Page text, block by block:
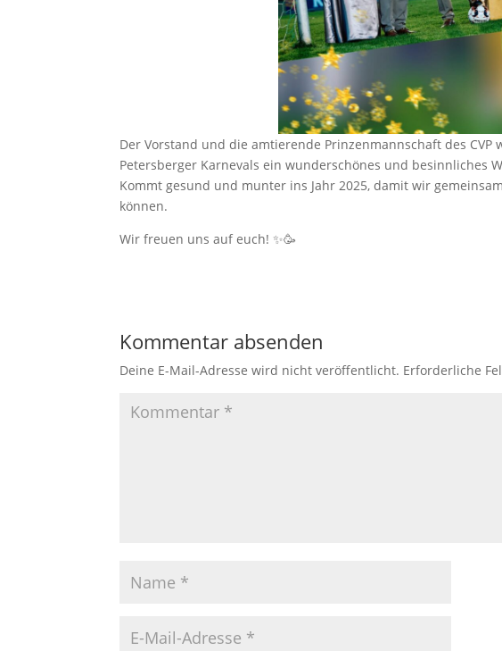
Der Vorstand und die amtierende Prinzenmannschaft des
Petersberger Karnevals ein wunderschönes und besinnliches
Kommt gesund und munter ins Jahr 2025, damit wir
können.
Wir freuen uns auf euch! ✨🥳
Kommentar absenden
Deine E-Mail-Adresse wird nicht veröffentlicht. Erforderliche